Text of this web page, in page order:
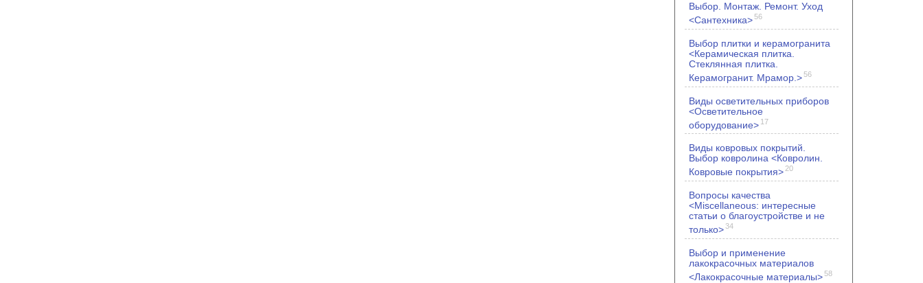
Выбор. Монтаж. Ремонт. Уход
<Сантехника>56
Выбор плитки и керамогранита
<Керамическая плитка.
Стеклянная плитка.
Керамогранит. Мрамор.>56
Виды осветительных приборов
<Осветительное
оборудование> 17
Виды ковровых покрытий.
Выбор ковролина <Ковролин.
Ковровые покрытия> 20
Вопросы качества
<Miscellaneous: интересные
статьи о благоустройстве и не
только>34
Выбор и применение
лакокрасочных материалов
<Лакокрасочные материалы>58